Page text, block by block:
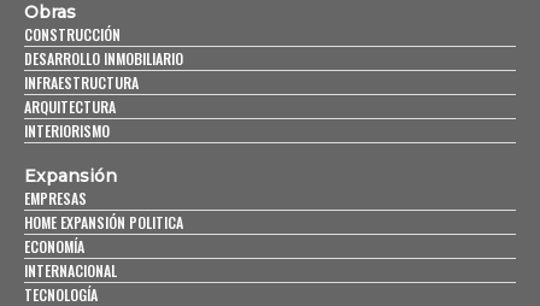
Obras
CONSTRUCCIÓN
DESARROLLO INMOBILIARIO
INFRAESTRUCTURA
ARQUITECTURA
INTERIORISMO
Expansión
EMPRESAS
HOME EXPANSIÓN POLITICA
ECONOMÍA
INTERNACIONAL
TECNOLOGÍA